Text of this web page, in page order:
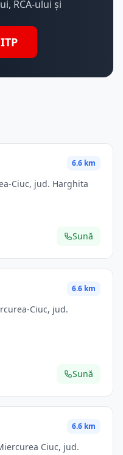
RCA-ului și
6.6 km
Ciuc, jud. Harghita
Sună
6.6 km
Sună
6.6 km